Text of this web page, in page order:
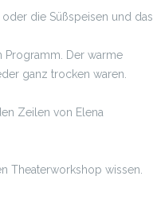
die Süßspeisen und das
Programm. Der warme
ganz trocken waren.
Zeilen von Elena
Theaterworkshop wissen.